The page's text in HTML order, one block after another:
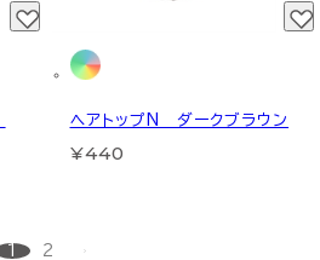
ヘアトップN ダークブラウン
¥440
1 2